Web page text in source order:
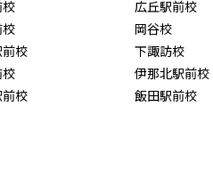
広丘駅前校
岡谷校
前校
下諏訪校
伊那北駅前校
校
飯田駅前校